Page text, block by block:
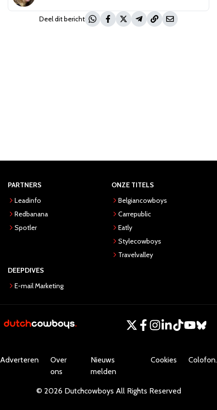
Deel dit bericht
PARTNERS
Leadinfo
Redbanana
Spotler
ONZE TITELS
Belgiancowboys
Carrepublic
Eatly
Stylecowboys
Travelvalley
DEEPDIVES
E-mail Marketing
Adverteren
Over
ons
Nieuws
melden
Cookies Colofon.
© 2026 Dutchcowboys All Rights Reserved